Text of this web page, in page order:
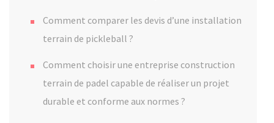
Comment comparer les devis d’une installation
terrain de pickleball ?
Comment choisir une entreprise construction
terrain de padel capable de réaliser un projet
durable et conforme aux normes ?